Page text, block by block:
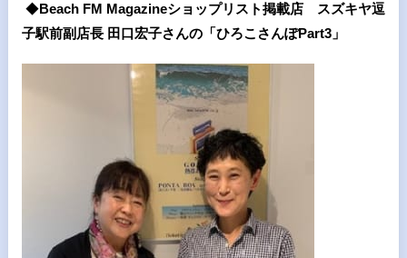
◆Beach FM Magazineショップリスト掲載店 スズキヤ逗
子駅前副店長 田口宏子さんの「ひろこさんぽPart3」